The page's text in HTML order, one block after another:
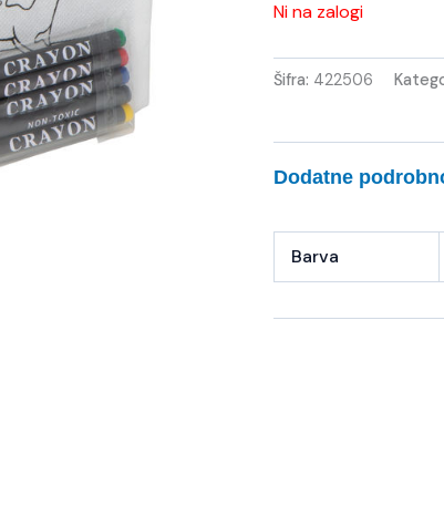
Ni na zalogi
Šifra: 422506
Dodatne
Barva